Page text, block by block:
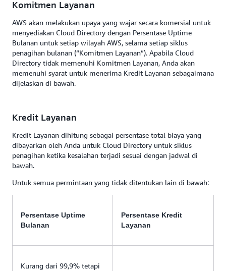
Komitmen Layanan
AWS akan melakukan upaya yang wajar secara komersial untuk
menyediakan Cloud Directory dengan Persentase Uptime
Bulanan untuk setiap wilayah AWS, selama setiap siklus
penagihan bulanan (“Komitmen Layanan”). Apabila Cloud
Directory tidak memenuhi Komitmen Layanan, Anda akan
memenuhi syarat untuk menerima Kredit Layanan sebagaimana
dijelaskan di bawah.
Kredit Layanan
Kredit Layanan dihitung sebagai persentase total biaya yang
dibayarkan oleh Anda untuk Cloud Directory untuk siklus
penagihan ketika kesalahan terjadi sesuai dengan jadwal di
bawah.
Untuk semua permintaan yang tidak ditentukan lain di bawah:
Persentase Uptime
Bulanan
Persentase Kredit
Layanan
Kurang dari 99,9% tetapi